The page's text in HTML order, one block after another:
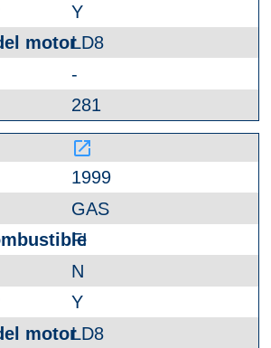
Y
LD8
-
281
launch
1999
GAS
FI
N
Y
LD8